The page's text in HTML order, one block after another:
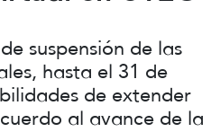
suspensión de las
hasta el 31 de
de extender
al avance de la